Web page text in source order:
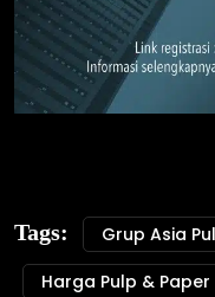
Tags:
Grup Asia
Harga Pulp & Paper